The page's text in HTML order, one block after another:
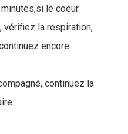
le coeur
vérifiez la respiration,
encore
continuez la